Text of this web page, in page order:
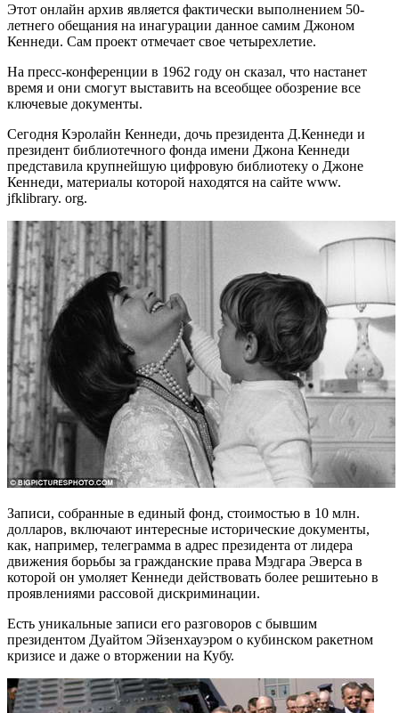
Этот онлайн архив является фактически выполнением 50-
летнего обещания на инагурации данное самим Джоном
Кеннеди. Сам проект отмечает свое четырехлетие.
На пресс-конференции в 1962 году он сказал, что настанет
время и они смогут выставить на всеобщее обозрение все
ключевые документы.
Сегодня Кэролайн Кеннеди, дочь президента Д.Кеннеди и
президент библиотечного фонда имени Джона Кеннеди
представила крупнейшую цифровую библиотеку о Джоне
Кеннеди, материалы которой находятся на сайте www.
jfklibrary. org.
Записи, собранные в единый фонд, стоимостью в 10 млн.
долларов, включают интересные исторические документы,
как, например, телеграмма в адрес президента от лидера
движения борьбы за гражданские права Мэдгара Эверса в
которой он умоляет Кеннеди действовать более решитеьно в
проявлениями рассовой дискриминации.
Есть уникальные записи его разговоров с бывшим
президентом Дуайтом Эйзенхауэром о кубинском ракетном
кризисе и даже о вторжении на Кубу.